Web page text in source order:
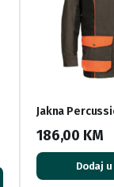
Jakna
186,00 KM
Dodaj